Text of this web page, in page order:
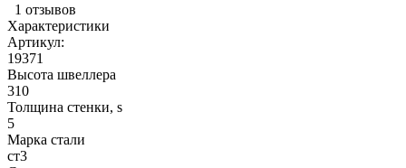
1 отзывов
Характеристики
Артикул:
19371
Высота швеллера
310
Толщина стенки, s
5
Марка стали
ст3